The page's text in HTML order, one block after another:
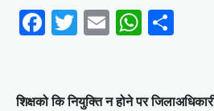
Facebook
Twitter
Email
शिक्षको कि नियुक्ति न होने पर